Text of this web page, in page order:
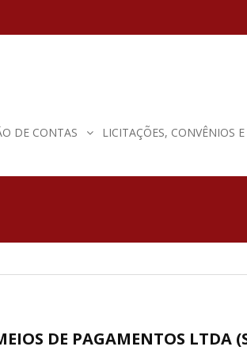
DE CONTAS LICITAÇÕES, CONVÊNIOS
DE PAGAMENTOS LTDA